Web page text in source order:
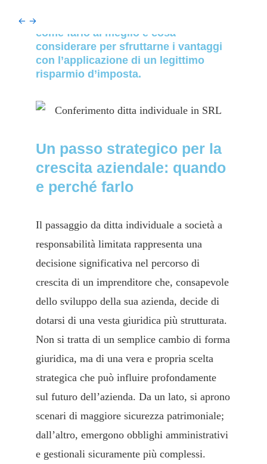
← →patrimoniale e vantaggi fiscali: scopri
come farlo al meglio e cosa
considerare per sfruttarne i vantaggi
con l’applicazione di un legittimo
risparmio d’imposta.
Un passo strategico per la
crescita aziendale: quando
e perché farlo
Il passaggio da ditta individuale a società a
responsabilità limitata rappresenta una
decisione significativa nel percorso di
crescita di un imprenditore che, consapevole
dello sviluppo della sua azienda, decide di
dotarsi di una vesta giuridica più strutturata.
Non si tratta di un semplice cambio di forma
giuridica, ma di una vera e propria scelta
strategica che può influire profondamente
sul futuro dell’azienda. Da un lato, si aprono
scenari di maggiore sicurezza patrimoniale;
dall’altro, emergono obblighi amministrativi
e gestionali sicuramente più complessi.